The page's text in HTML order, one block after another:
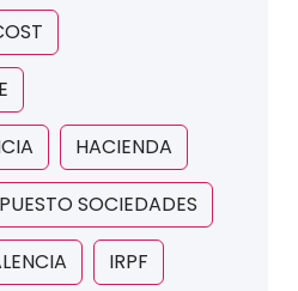
HACIENDA
SOCIEDADES
IRPF